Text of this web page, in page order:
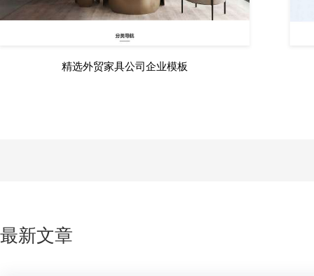
精选外贸家具公司企业模板
最新文章